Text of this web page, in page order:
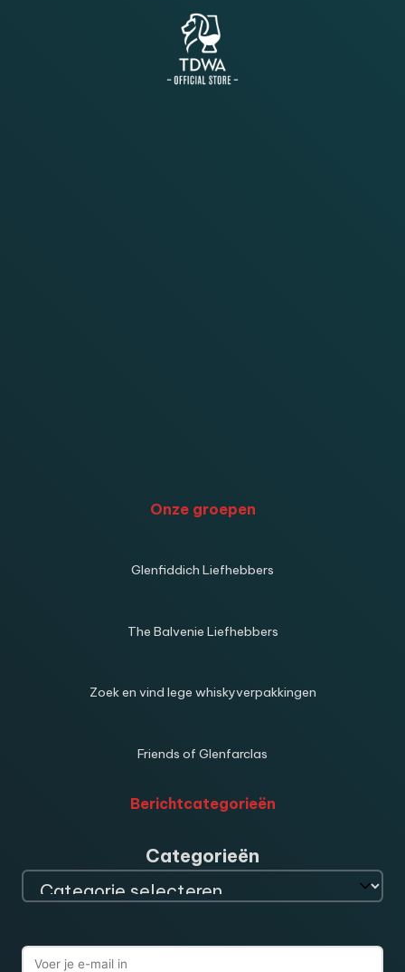
Onze groepen
Glenfiddich Liefhebbers
The Balvenie Liefhebbers
Zoek en vind lege whiskyverpakkingen
Friends of Glenfarclas
Berichtcategorieën
Categorieën